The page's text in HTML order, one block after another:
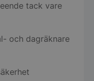
tack vare
och dagräknare